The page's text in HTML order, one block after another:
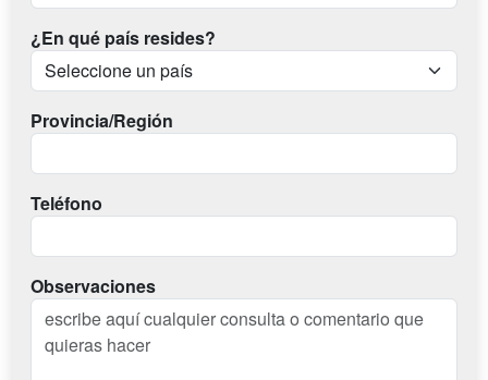
¿En qué país resides?
Provincia/Región
Teléfono
Observaciones